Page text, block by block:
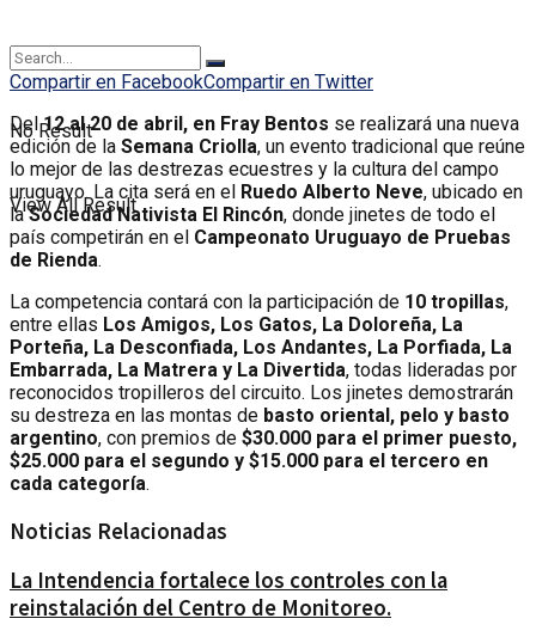
No Result
View All Result
Compartir en FacebookCompartir en Twitter
Del12 al 20 de abril, en Fray Bentos se realizará una nueva
edición de la Semana Criolla, un evento tradicional que reúne
lo mejor de las destrezas ecuestres y la cultura del campo
uruguayo. La cita será en el Ruedo Alberto Neve, ubicado en
laSociedad Nativista El Rincón, donde jinetes de todo el
país competirán en el Campeonato Uruguayo de Pruebas
de Rienda.
La competencia contará con la participación de 10 tropillas,
entre ellas Los Amigos, Los Gatos, La Doloreña, La
Porteña, La Desconfiada, Los Andantes, La Porfiada, La
Embarrada, La Matrera y La Divertida, todas lideradas por
reconocidos tropilleros del circuito. Los jinetes demostrarán
su destreza en las montas de basto oriental, pelo y basto
argentino, con premios de $30.000 para el primer puesto,
$25.000 para el segundo y $15.000 para el tercero en
cada categoría.
Noticias Relacionadas
La Intendencia fortalece los controles con la
reinstalación del Centro de Monitoreo.